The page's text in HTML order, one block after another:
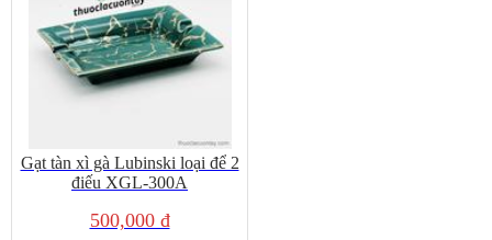
Gạt tàn xì gà Lubinski loại để 2
điếu XGL-300A
500,000 đ